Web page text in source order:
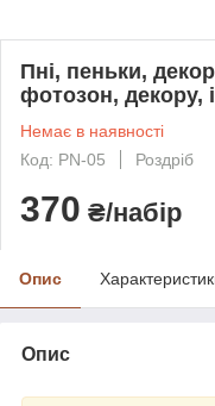
Пні, пеньки,
фотозон, декору,
Немає в наявності
Код: PN-05
Роздріб
370 ₴/набір
Опис
Опис